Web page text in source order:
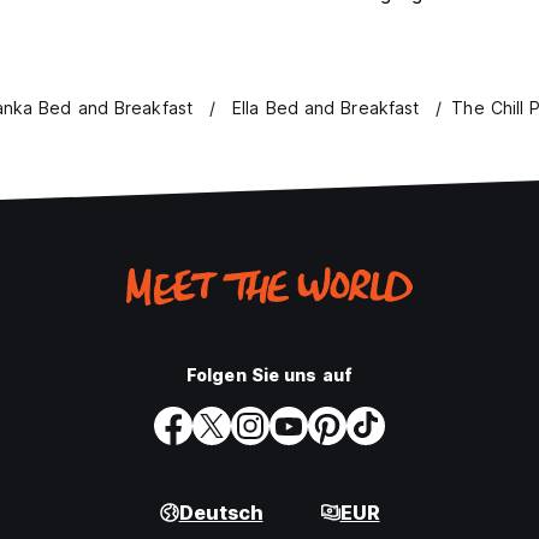
Bed and Breakfast Ella Bed and Breakfast The Chill
Folgen Sie uns auf
Deutsch EUR